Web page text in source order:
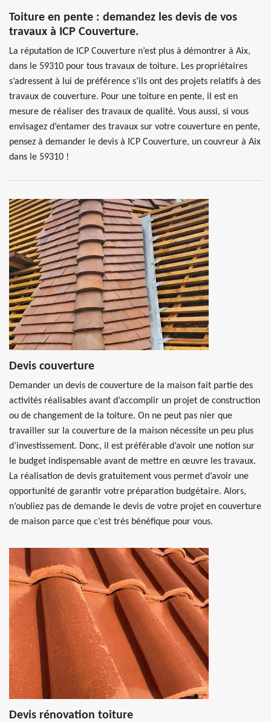
Toiture en pente : demandez les devis de vos
travaux à ICP Couverture.
La réputation de ICP Couverture n’est plus à démontrer à Aix,
dans le 59310 pour tous travaux de toiture. Les propriétaires
s’adressent à lui de préférence s’ils ont des projets relatifs à des
travaux de couverture. Pour une toiture en pente, il est en
mesure de réaliser des travaux de qualité. Vous aussi, si vous
envisagez d’entamer des travaux sur votre couverture en pente,
pensez à demander le devis à ICP Couverture, un couvreur à Aix
dans le 59310 !
Devis couverture
Demander un devis de couverture de la maison fait partie des
activités réalisables avant d’accomplir un projet de construction
ou de changement de la toiture. On ne peut pas nier que
travailler sur la couverture de la maison nécessite un peu plus
d’investissement. Donc, il est préférable d’avoir une notion sur
le budget indispensable avant de mettre en œuvre les travaux.
La réalisation de devis gratuitement vous permet d’avoir une
opportunité de garantir votre préparation budgétaire. Alors,
n’oubliez pas de demande le devis de votre projet en couverture
de maison parce que c’est très bénéfique pour vous.
Devis rénovation toiture